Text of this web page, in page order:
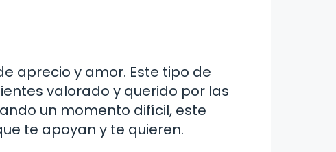
aprecio y amor. Este tipo de
valorado y querido por las
un momento difícil, este
te apoyan y te quieren.